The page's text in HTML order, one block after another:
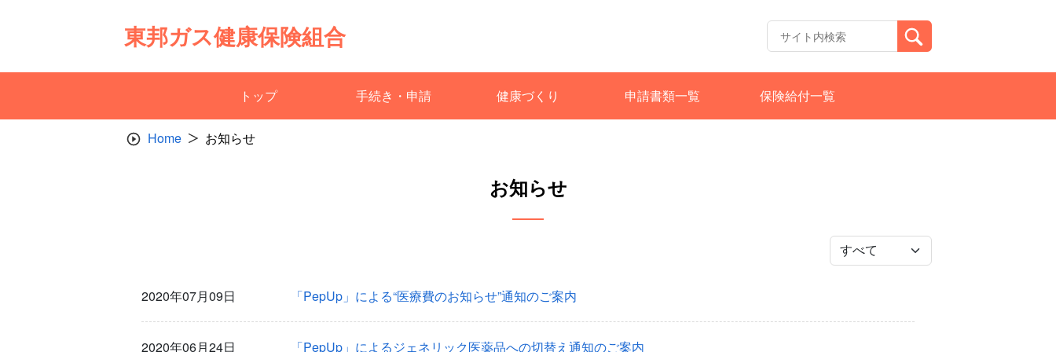
東邦ガス健康保険組合
トップ 手続き・申請 健康づくり 申請書類一覧 保険給付一覧
Home お知らせ
お知らせ
2020年07月09日 「PepUp」による“医療費のお知らせ”通知のご案内
2020年06月24日 「PepUp」によるジェネリック医薬品への切替え通知のご案内